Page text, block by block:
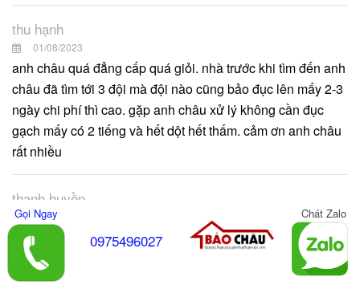
thu hạnh
01/08/2023
anh châu quá đẳng cấp quá giỏi. nhà trước khi tìm đến anh
châu đã tìm tới 3 đội mà đội nào cũng bảo đục lên mấy 2-3
ngày chi phí thì cao. gặp anh châu xử lý không cần đục
gạch mấy có 2 tiếng và hết dột hết thấm. cảm ơn anh châu
rất nhiều
thanh huyền
01/08/2023
Anh châu tuyệt vời. cảm ơn anh châu đã xử lý cho nhà em
hết dột trong chỉ có khoảng 2 tiếng mà thợ nhà anh ý không
cần đục gạch. quá chán cho đội trước đến đục phá nhà mà
Gọi Ngay
0975496027
Chát Zalo